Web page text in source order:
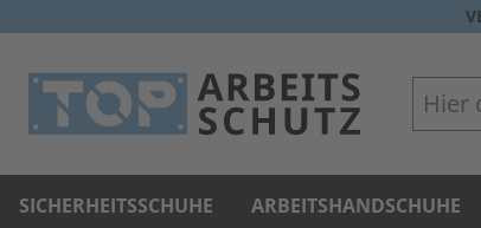
Hier
SICHERHEITSSCHUHE ARBEITSHANDSCHUHE